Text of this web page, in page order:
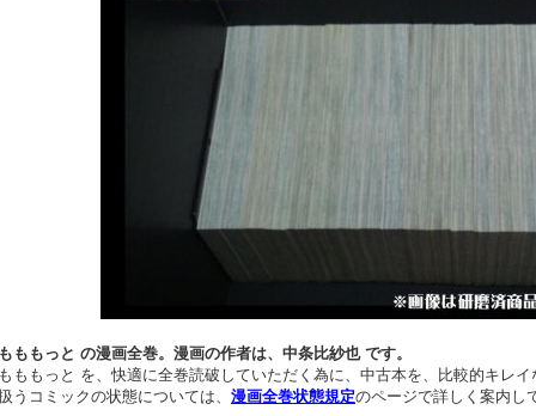
ももっと の漫画全巻。漫画の作者は、中条比紗也 です。
ももっと を、快適に全巻読破していただく為に、中古本を、比較的キレ
うコミックの状態については、 漫画全巻状態規定のページで詳しく案内し